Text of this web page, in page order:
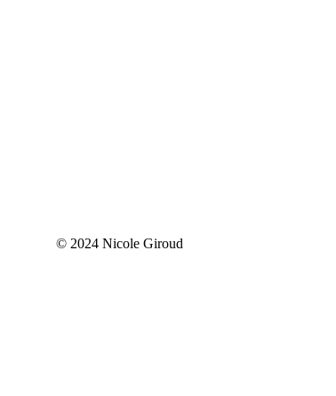
© 2024 Nicole Giroud